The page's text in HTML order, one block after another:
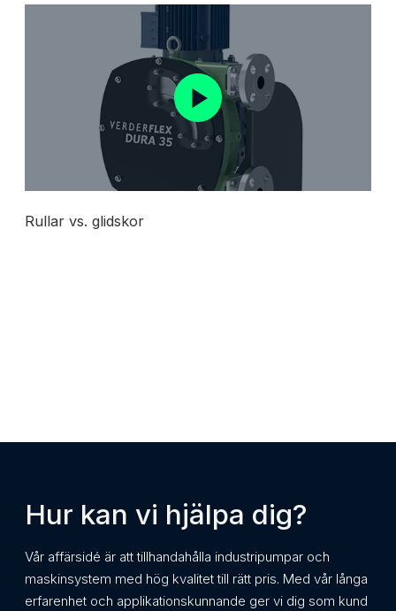
Rullar vs. glidskor
Hur kan vi hjälpa dig?
Vår affärsidé är att tillhandahålla industripumpar och
maskinsystem med hög kvalitet till rätt pris. Med vår långa
erfarenhet och applikationskunnande ger vi dig som kund